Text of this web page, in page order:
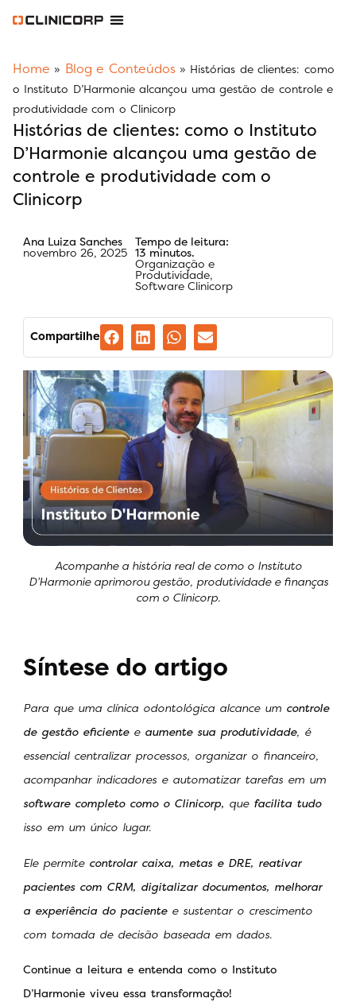
Home » Blog e Conteúdos» Histórias de clientes: como
o Instituto D’Harmonie alcançou uma gestão de controle e
produtividade com o Clinicorp
Histórias de clientes: como o Instituto
D’Harmonie alcançou uma gestão de
controle e produtividade com o
Clinicorp
Ana Luiza Sanches
novembro 26, 2025
Tempo de leitura:
13 minutos.
Organização e
Produtividade,
Software Clinicorp
Compartilhe
Acompanhe a história real de como o Instituto
D’Harmonie aprimorou gestão, produtividade e finanças
com o Clinicorp.
Síntese do artigo
Para que uma clínica odontológica alcance um controle
de gestão eficientee aumente sua produtividade, é
essencial centralizar processos, organizar o financeiro,
acompanhar indicadores e automatizar tarefas em um
software completo como o Clinicorp, que facilita tudo
isso em um único lugar.
Ele permite controlar caixa, metas e DRE, reativar
pacientes com CRM, digitalizar documentos, melhorar
a experiência do pacientee sustentar o crescimento
com tomada de decisão baseada em dados.
Continue a leitura e entenda como o Instituto
D’Harmonie viveu essa transformação!